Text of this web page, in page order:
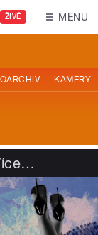
ŽIVĚ MENU
KAMERY
…